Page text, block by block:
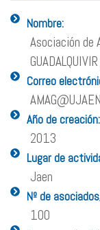
Nombre:
Asociación de
Correo
Año de creación:
2013
Lugar de
Jaen
Nº de
100